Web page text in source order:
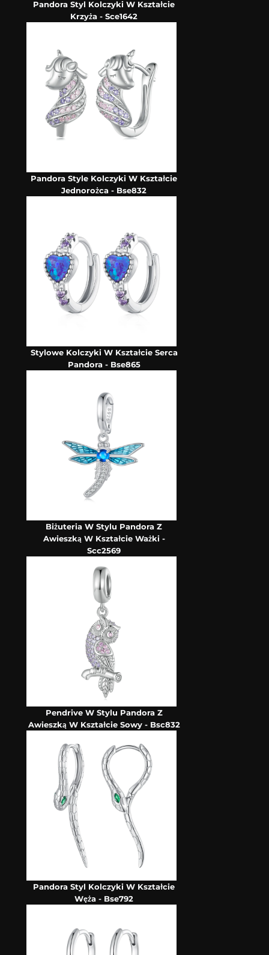
Pandora Styl Kolczyki W Kształcie
Krzyża - Sce1642
Pandora Style Kolczyki W Kształcie
Jednorożca - Bse832
Stylowe Kolczyki W Kształcie Serca
Pandora - Bse865
Biżuteria W Stylu Pandora Z
Awieszką W Kształcie Ważki -
Scc2569
Pendrive W Stylu Pandora Z
Awieszką W Kształcie Sowy - Bsc832
Pandora Styl Kolczyki W Kształcie
Węża - Bse792